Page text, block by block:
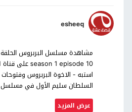
esheeq
استبه - الاخوة البربروس
السلطان سليم الأول في مسلسل
عرض المزيد